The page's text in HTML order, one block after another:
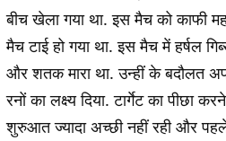
बीच खेला गया था. इस मैच को काफी
मैच टाई हो गया था. इस मैच में हर्षल
और शतक मारा था. उन्‍हीं के बदौलत
रनों का लक्ष्‍य दिया. टार्गेट का पीछा
शुरुआत ज्‍यादा अच्‍छी नहीं रही और